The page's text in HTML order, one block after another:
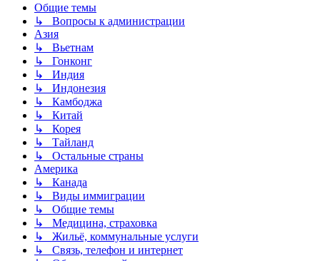
Общие темы
↳ Вопросы к администрации
Азия
↳ Вьетнам
↳ Гонконг
↳ Индия
↳ Индонезия
↳ Камбоджа
↳ Китай
↳ Корея
↳ Тайланд
↳ Остальные страны
Америка
↳ Канада
↳ Виды иммиграции
↳ Общие темы
↳ Медицина, страховка
↳ Жильё, коммунальные услуги
↳ Связь, телефон и интернет